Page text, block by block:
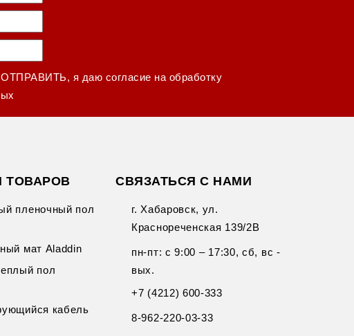
ОТПРАВИТЬ, я даю согласие на обработку
ТОВАРОВ
пленочный пол
мат Aladdin
пол
кабель
СВЯЗАТЬСЯ С НАМИ
г. Хабаровск, ул.
Краснореченская 139/2В
пн-пт: с 9:00 – 17:30, сб, вс -
вых.
+7 (4212) 600-333
8-962-220-03-33